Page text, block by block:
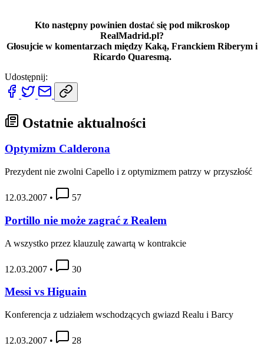
Kto następny powinien dostać się pod mikroskop
RealMadrid.pl?
Głosujcie w komentarzach między Kaką, Franckiem Riberym i
Ricardo Quaresmą.
Udostępnij:
Ostatnie aktualności
Optymizm Calderona
Prezydent nie zwolni Capello i z optymizmem patrzy w przyszłość
12.03.2007 • 57
Portillo nie może zagrać z Realem
A wszystko przez klauzulę zawartą w kontrakcie
12.03.2007 • 30
Messi vs Higuain
Konferencja z udziałem wschodzących gwiazd Realu i Barcy
12.03.2007 • 28